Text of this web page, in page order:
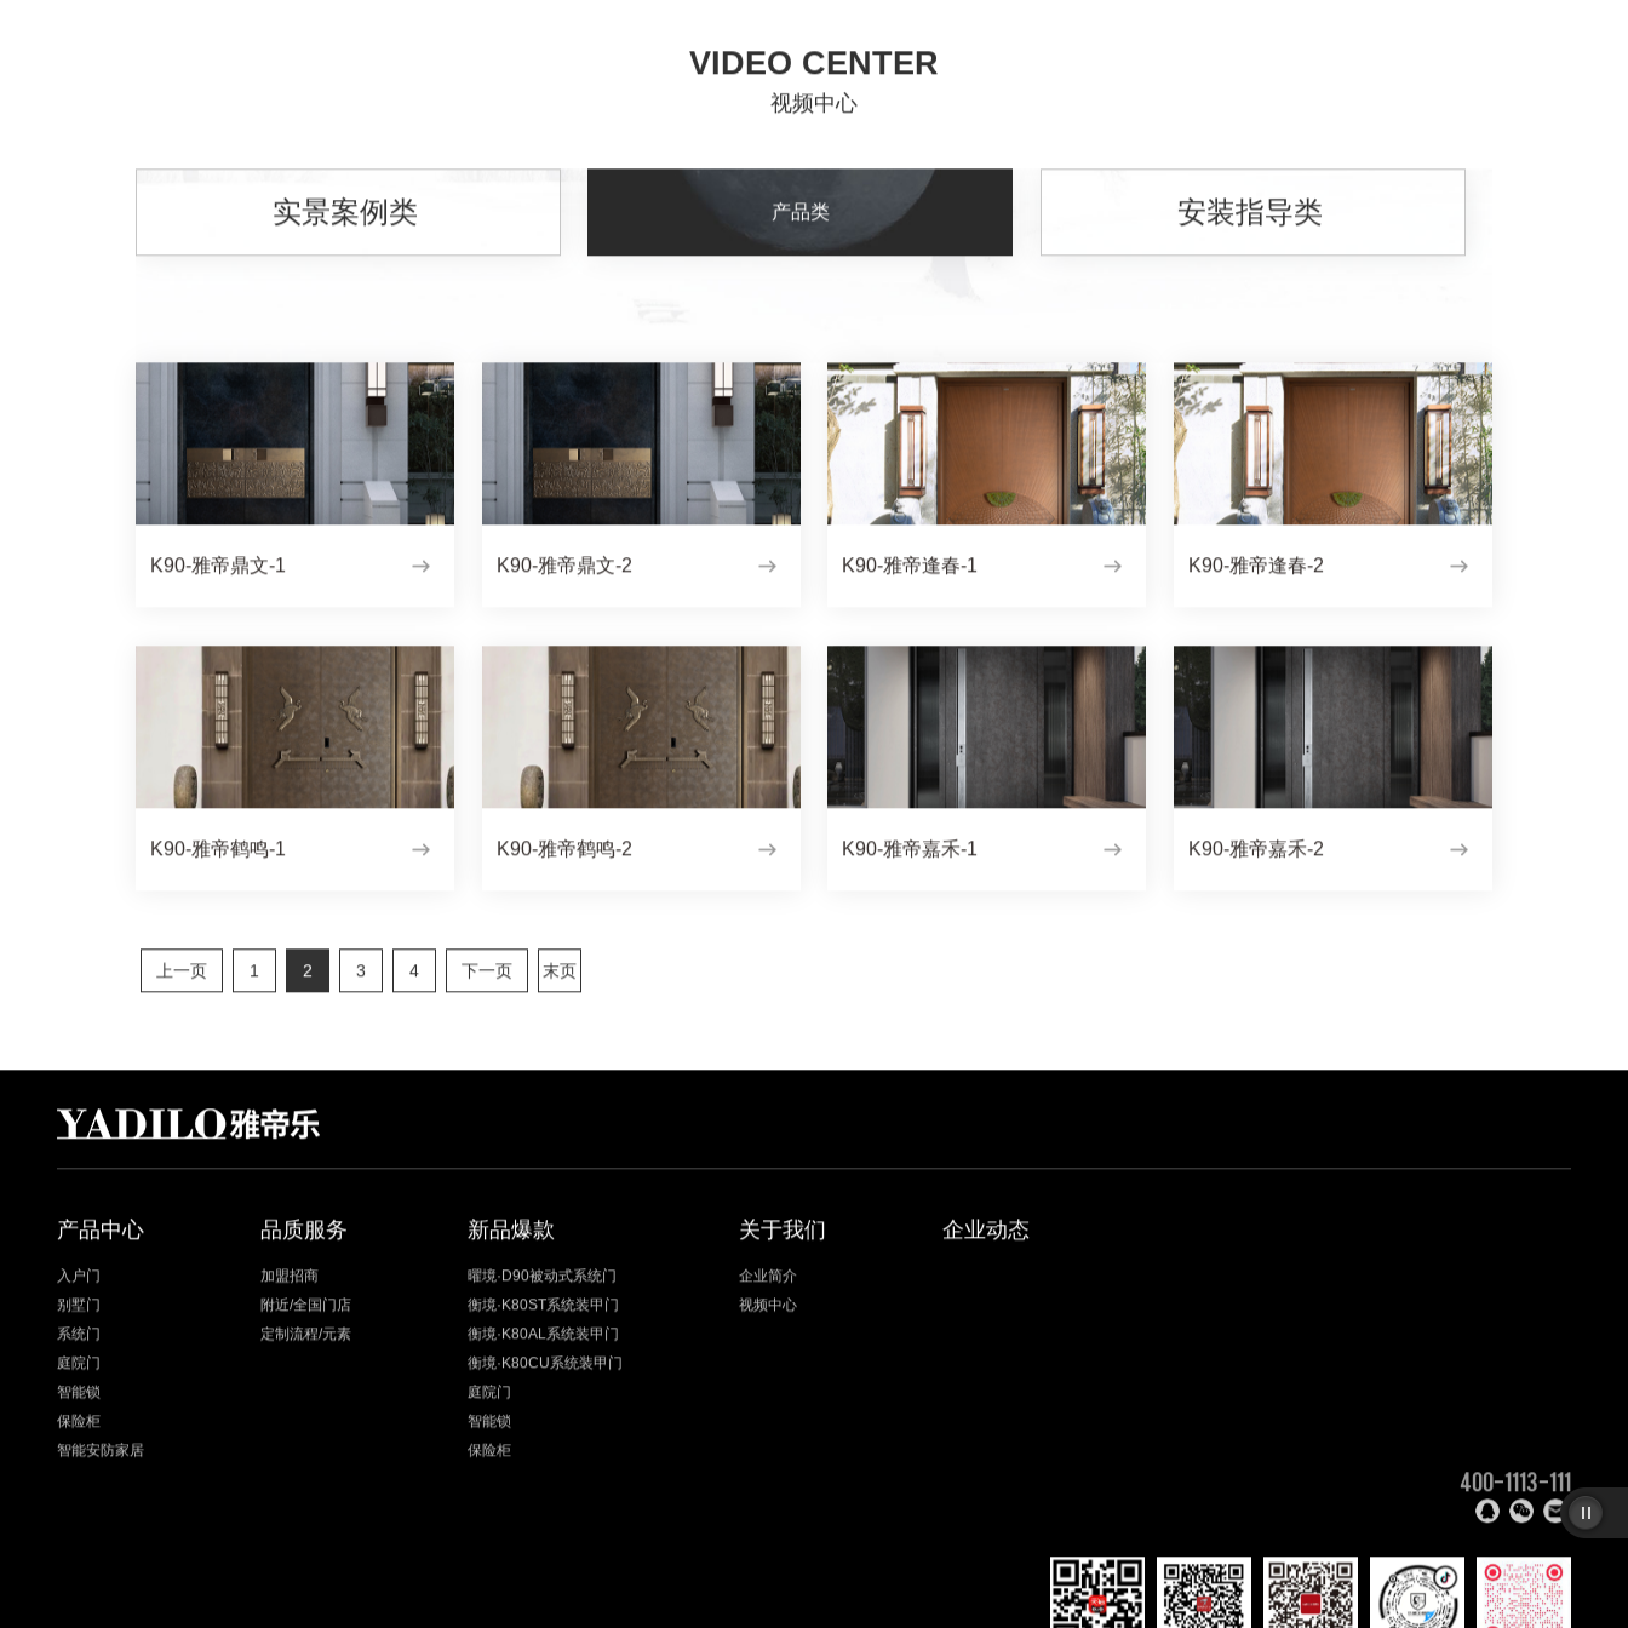
VIDEO CENTER
视频中心
实景案例类 产品类 安装指导类
K90-雅帝鼎文-1 K90-雅帝鼎文-2 K90-雅帝逢春-1 K90-雅帝逢春-2
K90-雅帝鹤鸣-1 K90-雅帝鹤鸣-2 K90-雅帝嘉禾-1 K90-雅帝嘉禾-2
上一页 1 2 3 4 下一页 末页
产品中心
入户门
别墅门
系统门
庭院门
智能锁
保险柜
智能安防家居
品质服务
加盟招商
附近/全国门店
定制流程/元素
新品爆款
曜境·D90被动式系统门
衡境·K80ST系统装甲门
衡境·K80AL系统装甲门
衡境·K80CU系统装甲门
庭院门
智能锁
保险柜
关于我们
企业简介
视频中心
企业动态
400-1113-111